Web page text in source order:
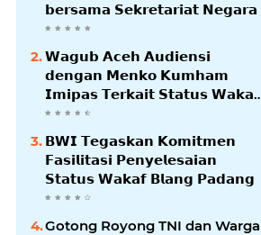
𝗯𝗲𝗿𝘀𝗮𝗺𝗮 𝗦𝗲𝗸𝗿𝗲𝘁𝗮𝗿𝗶𝗮𝘁 𝗡𝗲𝗴𝗮𝗿𝗮
𝗪𝗮𝗴𝘂𝗯 𝗔𝗰𝗲𝗵 𝗔𝘂𝗱𝗶𝗲𝗻𝘀𝗶
𝗱𝗲𝗻𝗴𝗮𝗻 𝗠𝗲𝗻𝗸𝗼 𝗞𝘂𝗺𝗵𝗮𝗺
𝗜𝗺𝗶𝗽𝗮𝘀 𝗧𝗲𝗿𝗸𝗮𝗶𝘁 𝗦𝘁𝗮𝘁𝘂𝘀 𝗪𝗮𝗸𝗮𝗳
𝗕𝗹𝗮𝗻𝗴𝗽𝗮𝗱𝗮𝗻𝗴
𝗕𝗪𝗜 𝗧𝗲𝗴𝗮𝘀𝗸𝗮𝗻 𝗞𝗼𝗺𝗶𝘁𝗺𝗲𝗻
𝗙𝗮𝘀𝗶𝗹𝗶𝘁𝗮𝘀𝗶 𝗣𝗲𝗻𝘆𝗲𝗹𝗲𝘀𝗮𝗶𝗮𝗻
𝗦𝘁𝗮𝘁𝘂𝘀 𝗪𝗮𝗸𝗮𝗳 𝗕𝗹𝗮𝗻𝗴 𝗣𝗮𝗱𝗮𝗻𝗴
Gotong Royong TNI dan Warga